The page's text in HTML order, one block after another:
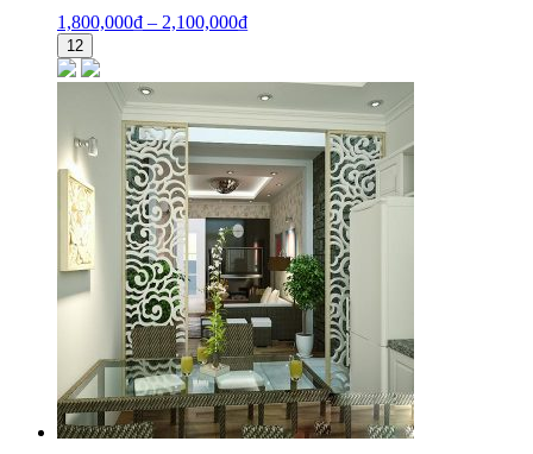
1,800,000₫ – 2,100,000₫
12